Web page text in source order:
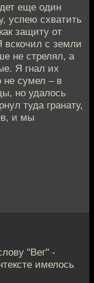
еще один
успею схватить
защиту от
с земли
не стрелял, а
Я гнал их
не сумел – в
но удалось
туда гранату,
и мы
"Вег" -
имелось